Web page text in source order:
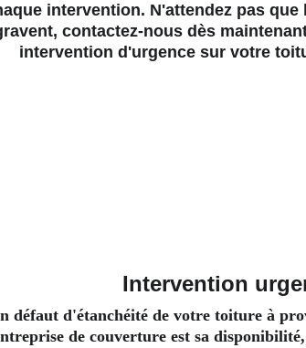
intervention. N'attendez pas que
contactez-nous dès
intervention d'urgence sur votre
Intervention
défaut d'étanchéité de votre toiture à
de couverture est sa